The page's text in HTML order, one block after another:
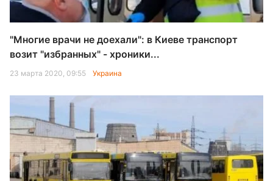
"Многие врачи не доехали": в Киеве транспорт
возит "избранных" - хроники...
23 марта 2020, 09:55 Украина